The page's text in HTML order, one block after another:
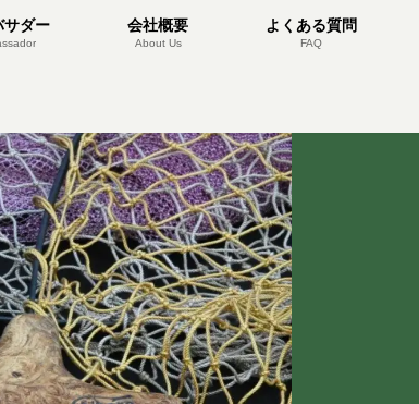
サダー 会社概要
About Us
よくある質問
FAQ